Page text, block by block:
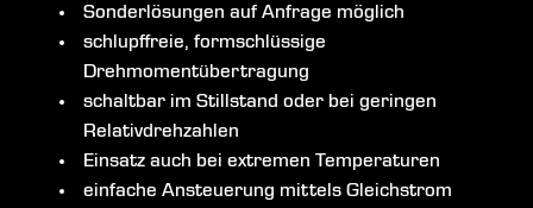
Sonderlösungen auf Anfrage möglich
schlupffreie, formschlüssige
Drehmomentübertragung
schaltbar im Stillstand oder bei geringen
Relativdrehzahlen
Einsatz auch bei extremen Temperaturen
einfache Ansteuerung mittels Gleichstrom